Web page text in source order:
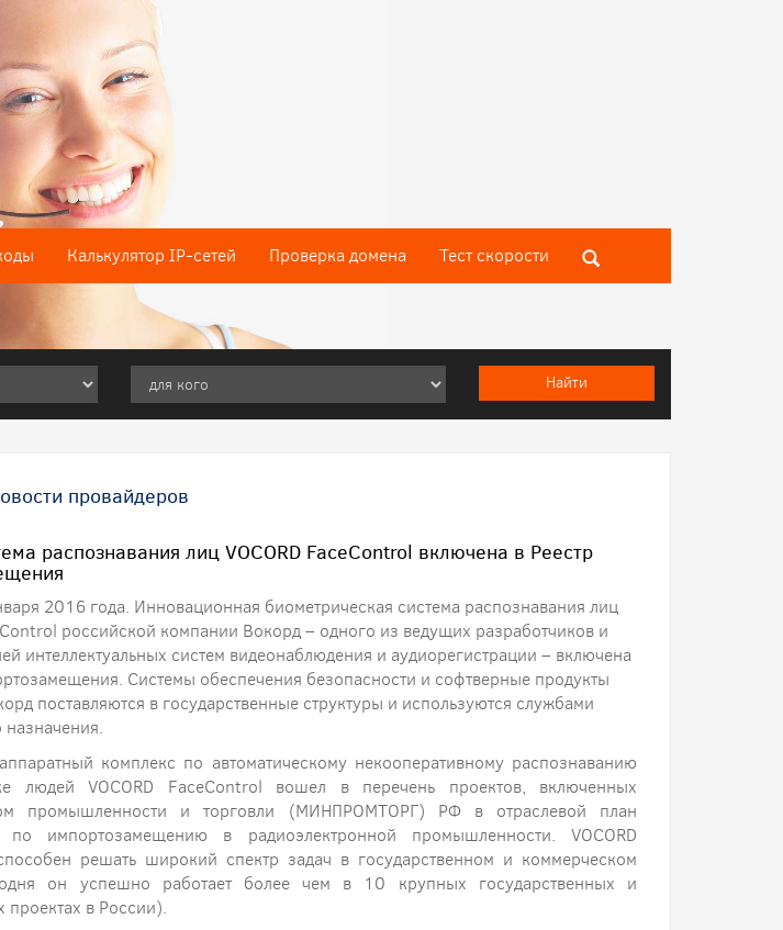
Калькулятор IP-сетей Проверка домена Тест скороcти
провайдеров
распознавания лиц VOCORD FaceControl включена в Реестр
2016 года. Инновационная биометрическая система распознавания лиц
российской компании Вокорд – одного из ведущих разработчиков и
интеллектуальных систем видеонаблюдения и аудиорегистрации – включена
Системы обеспечения безопасности и софтверные продукты
поставляются в государственные структуры и используются службами
назначения.
комплекс по автоматическому некооперативному распознаванию
людей VOCORD FaceControl вошел в перечень проектов, включенных
промышленности и торговли (МИНПРОМТОРГ) РФ в отраслевой план
по импортозамещению в радиоэлектронной промышленности. VOCORD
решать широкий спектр задач в государственном и коммерческом
он успешно работает более чем в 10 крупных государственных и
проектах в России).